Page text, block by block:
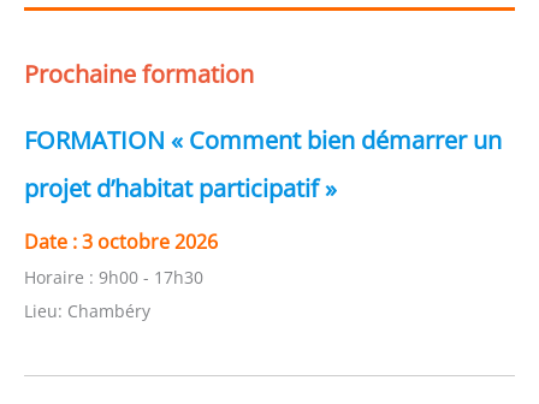
Prochaine formation
FORMATION « Comment bien démarrer un
projet d’habitat participatif »
Date :3 octobre 2026
Horaire : 9h00 - 17h30
Lieu: Chambéry